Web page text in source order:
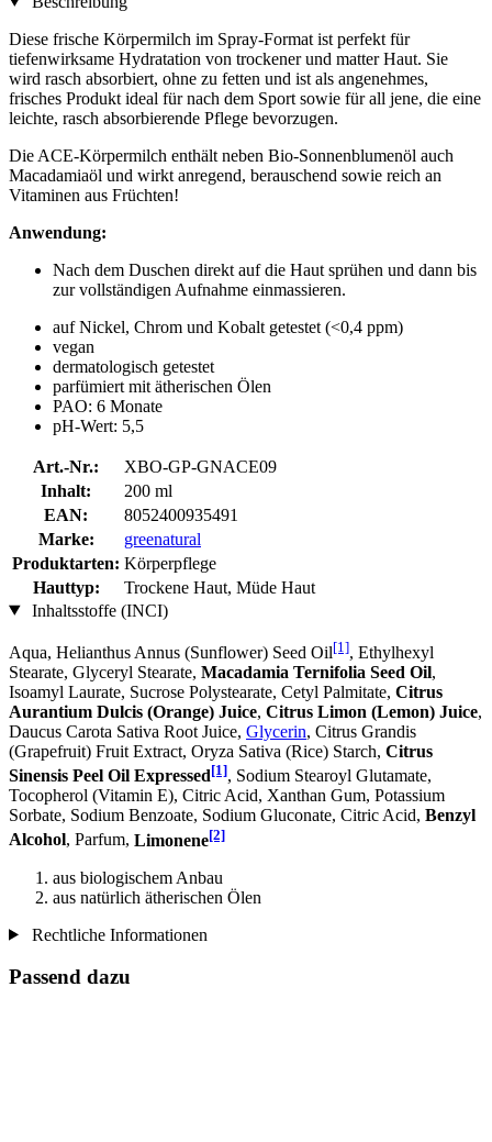
Diese frische Körpermilch im Spray-Format ist perfekt für
tiefenwirksame Hydratation von trockener und matter Haut. Sie
wird rasch absorbiert, ohne zu fetten und ist als angenehmes,
frisches Produkt ideal für nach dem Sport sowie für all jene, die eine
leichte, rasch absorbierende Pflege bevorzugen.
Die ACE-Körpermilch enthält neben Bio-Sonnenblumenöl auch
Macadamiaöl und wirkt anregend, berauschend sowie reich an
Vitaminen aus Früchten!
Anwendung:
Nach dem Duschen direkt auf die Haut sprühen und dann bis
zur vollständigen Aufnahme einmassieren.
auf Nickel, Chrom und Kobalt getestet (<0,4 ppm)
vegan
dermatologisch getestet
parfümiert mit ätherischen Ölen
PAO: 6 Monate
pH-Wert: 5,5
Art.-Nr.:
XBO-GP-GNACE09
Inhalt:
200 ml
EAN:
8052400935491
Marke:
greenatural
Produktarten: Körperpflege
Hauttyp:
Trockene Haut, Müde Haut
Inhaltsstoffe (INCI)
Aqua, Helianthus Annus (Sunflower) Seed Oil[1], Ethylhexyl
Stearate, Glyceryl Stearate, Macadamia Ternifolia Seed Oil,
Isoamyl Laurate, Sucrose Polystearate, Cetyl Palmitate, Citrus
Aurantium Dulcis (Orange) Juice, Citrus Limon (Lemon) Juice,
Daucus Carota Sativa Root Juice, Glycerin, Citrus Grandis
(Grapefruit) Fruit Extract, Oryza Sativa (Rice) Starch, Citrus
Sinensis Peel Oil Expressed[1], Sodium Stearoyl Glutamate,
Tocopherol (Vitamin E), Citric Acid, Xanthan Gum, Potassium
Sorbate, Sodium Benzoate, Sodium Gluconate, Citric Acid, Benzyl
Alcohol, Parfum, Limonene[2]
aus biologischem Anbau
aus natürlich ätherischen Ölen
Rechtliche Informationen
Passend dazu